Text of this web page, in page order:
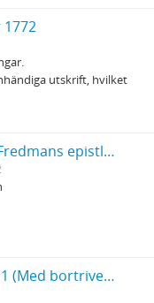
utskrift, hvilket
Carl Michael Bellman: Fredmans epistlar [dedicerade till J.D. Duwall] Del 1
Fredmans epistlar Del 1 (Med bortriven dedikation)